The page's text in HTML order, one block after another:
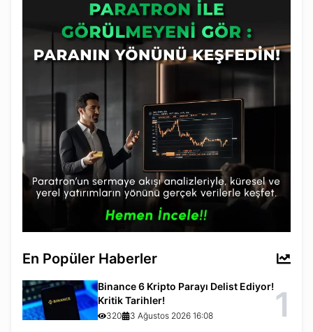
En Popüler Haberler
Binance 6 Kripto Parayı Delist Ediyor!
Kritik Tarihler!
320 3 Ağustos 2026 16:08 1